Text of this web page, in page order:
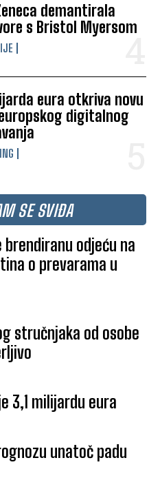
demantirala
s Bristol Myersom
eura otkriva novu
digitalnog
SE SVIĐA
odjeću na
o prevarama u
stručnjaka od osobe
3,1 milijardu eura
unatoč padu